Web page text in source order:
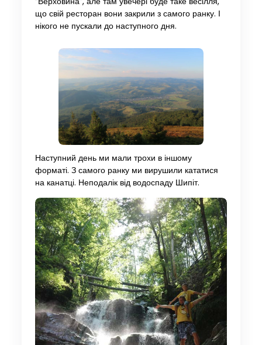
що свій ресторан вони закрили з самого ранку. І
нікого не пускали до наступного дня.
Наступний день ми мали трохи в іншому
форматі. З самого ранку ми вирушили кататися
на канатці. Неподалік від водоспаду Шипіт.